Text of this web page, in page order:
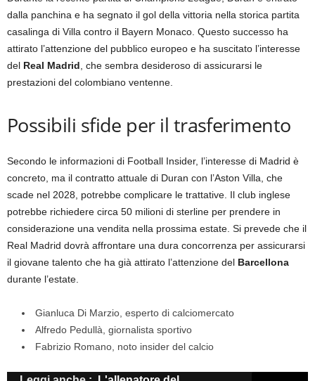
dalla panchina e ha segnato il gol della vittoria nella storica partita
casalinga di Villa contro il Bayern Monaco. Questo successo ha
attirato l’attenzione del pubblico europeo e ha suscitato l’interesse
del Real Madrid , che sembra desideroso di assicurarsi le
prestazioni del colombiano ventenne.
Possibili sfide per il trasferimento
Secondo le informazioni di Football Insider, l’interesse di Madrid è
concreto, ma il contratto attuale di Duran con l’Aston Villa, che
scade nel 2028, potrebbe complicare le trattative. Il club inglese
potrebbe richiedere circa 50 milioni di sterline per prendere in
considerazione una vendita nella prossima estate. Si prevede che il
Real Madrid dovrà affrontare una dura concorrenza per assicurarsi
il giovane talento che ha già attirato l’attenzione del Barcellona
durante l’estate.
Gianluca Di Marzio, esperto di calciomercato
Alfredo Pedullà, giornalista sportivo
Fabrizio Romano, noto insider del calcio